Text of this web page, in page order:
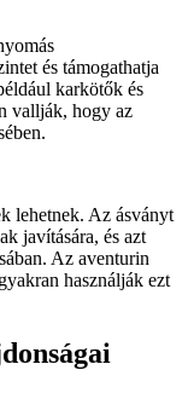
és támogathatja
karkötők és
vallják, hogy az
lehetnek. Az ásványt
javítására, és azt
Az aventurin
használják ezt